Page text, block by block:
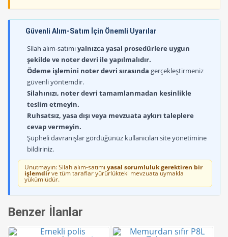
Güvenli Alım-Satım İçin Önemli Uyarılar
Silah alım-satımıyalnızca yasal prosedürlere uygun
şekilde ve noter devri ile yapılmalıdır.
Ödeme işlemini noter devri sırasında gerçekleştirmeniz
güvenli yöntemdir.
Silahınızı, noter devri tamamlanmadan kesinlikle
teslim etmeyin.
Ruhsatsız, yasa dışı veya mevzuata aykırı taleplere
cevap vermeyin.
Şüpheli davranışlar gördüğünüz kullanıcıları site yönetimine
bildiriniz.
Unutmayın: Silah alım-satımı yasal sorumluluk gerektiren bir
işlemdirve tüm taraflar yürürlükteki mevzuata uymakla
yükümlüdür.
Benzer İlanlar